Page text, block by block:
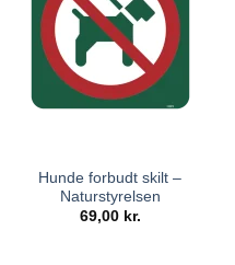
Hunde forbudt skilt –
Naturstyrelsen
69,00 kr.